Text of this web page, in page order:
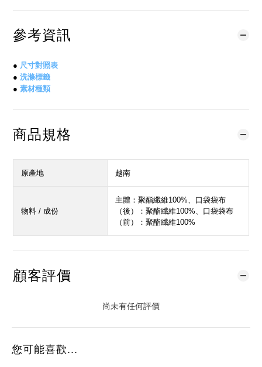
參考資訊
● 尺寸對照表
● 洗滌標籤
● 素材種類
商品規格
原產地 越南
物料 / 成份
主體：聚酯纖維100%、口袋袋布
（後）：聚酯纖維100%、口袋袋布
（前）：聚酯纖維100%
顧客評價
尚未有任何評價
您可能喜歡...